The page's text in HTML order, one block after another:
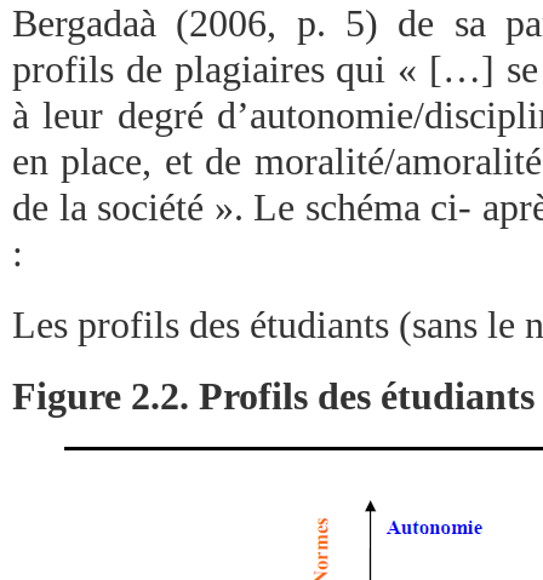
Bergadaà (2006, p. 5) de sa
profils de plagiaires qui « […] se
à leur degré d’autonomie/
en place, et de moralité/
de la société ». Le schéma ci-
:
Les profils des étudiants (sans le
Figure 2.2. Profils des étudiants